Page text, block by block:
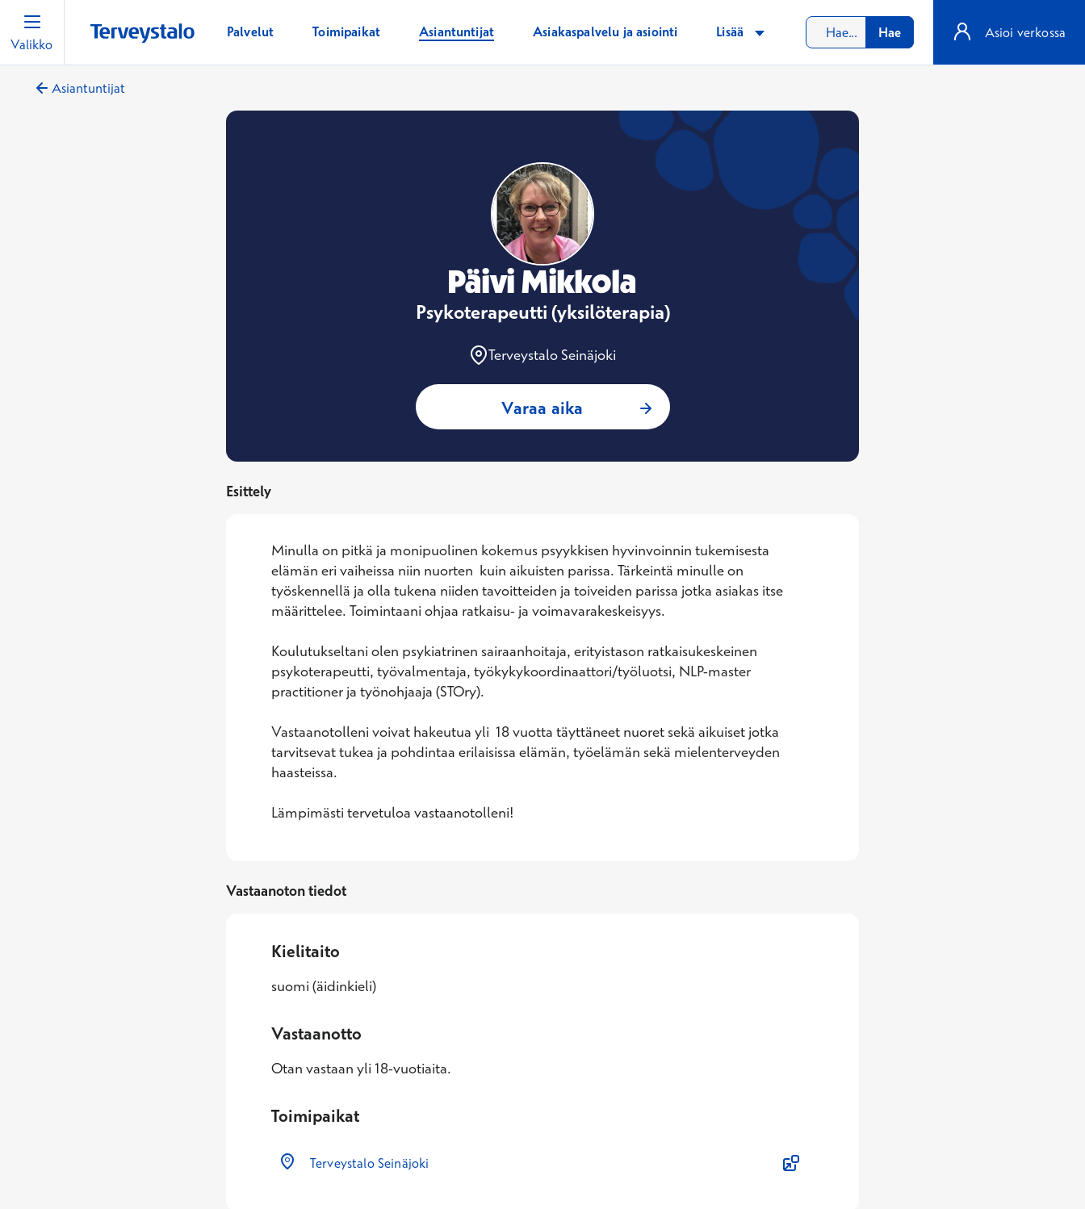
Valikko
Palvelut Toimipaikat Asiantuntijat Asiakaspalvelu ja asiointi Lisää Hae Asioi verkossa
Asiantuntijat
Päivi Mikkola
Psykoterapeutti (yksilöterapia)
Terveystalo Seinäjoki
Varaa aika : Päivi Mikkola, Psykoterapeutti (yksilöterapia)
Esittely
Minulla on pitkä ja monipuolinen kokemus psyykkisen hyvinvoinnin tukemisesta
elämän eri vaiheissa niin nuorten  kuin aikuisten parissa. Tärkeintä minulle on
työskennellä ja olla tukena niiden tavoitteiden ja toiveiden parissa jotka asiakas itse
määrittelee. Toimintaani ohjaa ratkaisu- ja voimavarakeskeisyys.
Koulutukseltani olen psykiatrinen sairaanhoitaja, erityistason ratkaisukeskeinen
psykoterapeutti, työvalmentaja, työkykykoordinaattori/työluotsi, NLP-master
practitioner ja työnohjaaja (STOry).
Vastaanotolleni voivat hakeutua yli  18 vuotta täyttäneet nuoret sekä aikuiset jotka
tarvitsevat tukea ja pohdintaa erilaisissa elämän, työelämän sekä mielenterveyden
haasteissa.
Lämpimästi tervetuloa vastaanotolleni!
Vastaanoton tiedot
Kielitaito
suomi (äidinkieli)
Vastaanotto
Otan vastaan yli 18-vuotiaita.
Toimipaikat
Terveystalo Seinäjoki